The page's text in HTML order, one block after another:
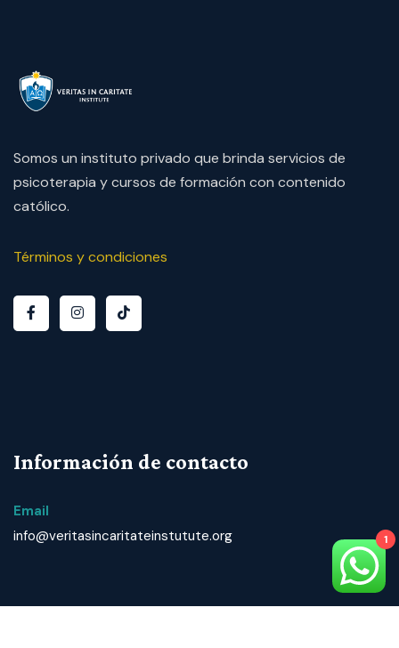
Somos un instituto privado que brinda servicios de
psicoterapia y cursos de formación con contenido
católico.
Términos y condiciones
Información de contacto
Email
info@veritasincaritateinstutute.org
1